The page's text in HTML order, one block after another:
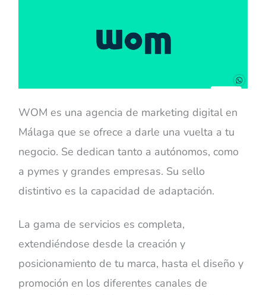
WOM es una agencia de marketing digital en
Málaga que se ofrece a darle una vuelta a tu
negocio. Se dedican tanto a autónomos, como
a pymes y grandes empresas. Su sello
distintivo es la capacidad de adaptación.
La gama de servicios es completa,
extendiéndose desde la creación y
posicionamiento de tu marca, hasta el diseño y
promoción en los diferentes canales de